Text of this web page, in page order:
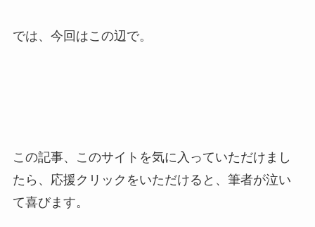
では、今回はこの辺で。
この記事、このサイトを気に入っていただけまし
たら、応援クリックをいただけると、筆者が泣い
て喜びます。